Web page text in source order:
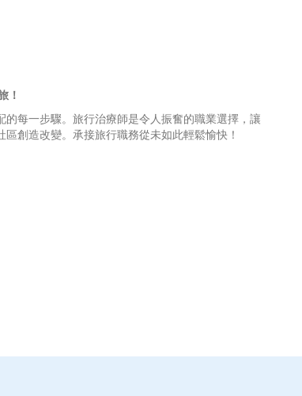
！
每一步驟。旅行治療師是令人振奮的職業選擇，讓
創造改變。承接旅行職務從未如此輕鬆愉快！